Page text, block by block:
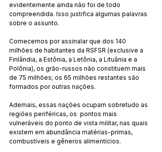
evidentemente ainda não foi de todo
compreendida. Isso justifica algumas palavras
sobre o assunto.
Comecemos por assinalar que dos 140
milhões de habitantes da RSFSR (exclusive a
Finlândia, a Estônia, a Letônia, a Lituânia e a
Polônia), os grão-russos não constituem mais
de 75 milhões; os 65 milhões restantes são
formados por outras nações.
Ademais, essas nações ocupam sobretudo as
regiões periféricas, os  pontos mais
vulneráveis do ponto de vista militar, nas quais
existem em abundância matérias-primas,
combustíveis e gêneros alimentícios.